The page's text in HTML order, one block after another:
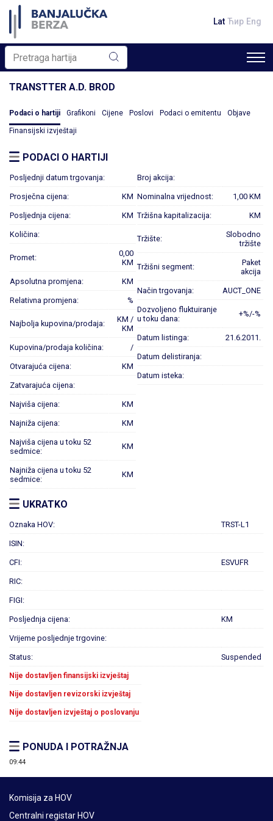
Lat Ћир Eng
TRANSTTER A.D. BROD
Podaci o hartiji Grafikoni Cijene Poslovi Podaci o emitentu Objave
Finansijski izvještaji
PODACI O HARTIJI
Posljednji datum trgovanja:
Prosječna cijena: KM
Posljednja cijena: KM
Količina:
Promet:
0,00
KM
Apsolutna promjena: KM
Relativna promjena: %
Najbolja kupovina/prodaja:
KM /
KM
Kupovina/prodaja količina: /
Otvarajuća cijena: KM
Zatvarajuća cijena:
Najviša cijena: KM
Najniža cijena: KM
Najviša cijena u toku 52
sedmice:
KM
Najniža cijena u toku 52
sedmice:
KM
Broj akcija:
Nominalna vrijednost: 1,00 KM
Tržišna kapitalizacija: KM
Tržište:
Slobodno
tržište
Tržišni segment:
Paket
akcija
Način trgovanja: AUCT_ONE
Dozvoljeno fluktuiranje
u toku dana:
+%/-%
Datum listinga: 21.6.2011.
Datum delistiranja:
Datum isteka:
UKRATKO
Oznaka HOV: TRST-L1
ISIN:
CFI: ESVUFR
RIC:
FIGI:
Posljednja cijena: KM
Vrijeme posljednje trgovine:
Status: Suspended
Nije dostavljen finansijski izvještaj
Nije dostavljen revizorski izvještaj
Nije dostavljen izvještaj o poslovanju
PONUDA I POTRAŽNJA
09:44
Komisija za HOV
Centralni registar HOV